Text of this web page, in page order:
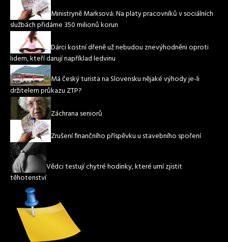
Ministryně Marksová: Na platy pracovníků v sociálních
službách přidáme 350 milionů korun
Dárci kostní dřeně už nebudou znevýhodněni oproti
lidem, kteří darují například ledvinu
Má český turista na Slovensku nějaké výhody je-li
držitelem průkazu ZTP?
Záchrana seniorů
Zrušení finančního příspěvku u stavebního spoření
Vědci testují chytré hodinky, které umí zjistit
těhotenství